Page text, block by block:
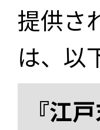
提供さ
は、以
『江